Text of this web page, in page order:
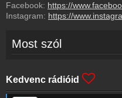
Facebook: https://
Instagram: https://
Most szól
Kedvenc rádióid